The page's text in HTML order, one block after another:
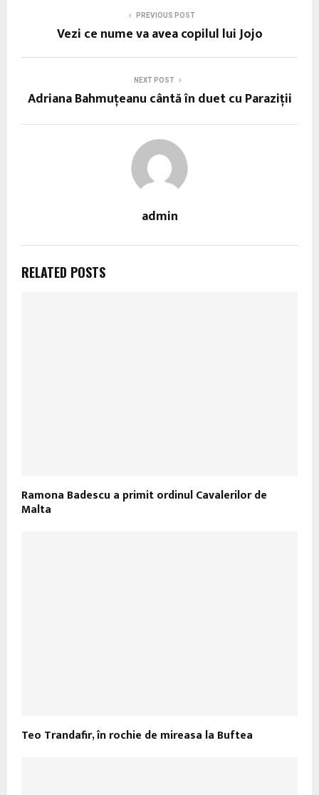
PREVIOUS POST
Vezi ce nume va avea copilul lui Jojo
NEXT POST
Adriana Bahmuțeanu cântă în duet cu Paraziţii
admin
RELATED POSTS
Ramona Badescu a primit ordinul Cavalerilor de
Malta
Teo Trandafir, în rochie de mireasa la Buftea